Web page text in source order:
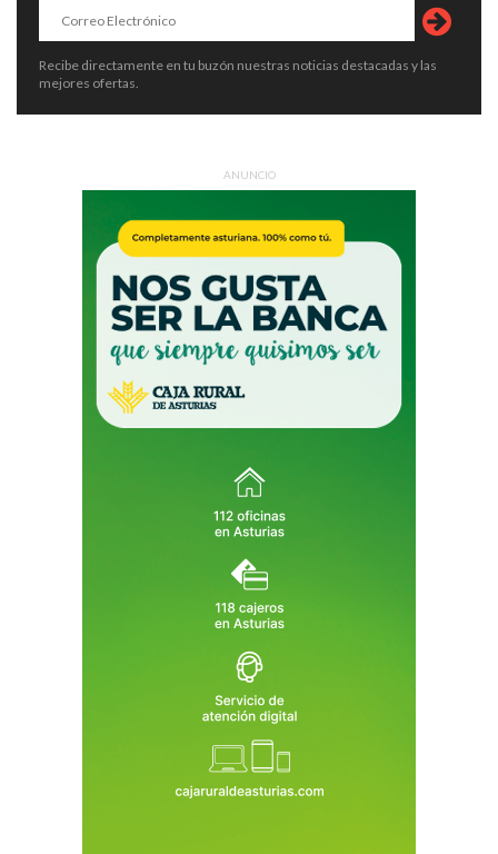
Recibe directamente en tu buzón nuestras noticias destacadas y las
mejores ofertas.
ANUNCIO